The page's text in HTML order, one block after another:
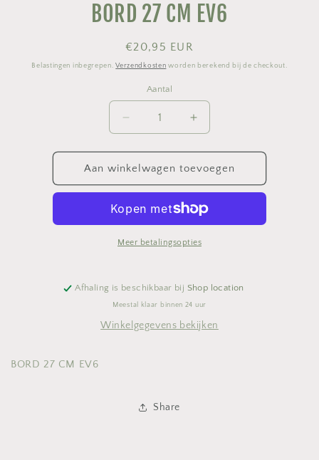
BORD 27 CM EV6
Normale
prijs
€20,95 EUR
Belastingen inbegrepen.Verzendkosten worden berekend bij de checkout.
Aantal
Aantal
Aantal
verlagen
voor
BORD
27
EV6
Aantal
verhogen
voor
BORD
27
EV6
Aan winkelwagen toevoegen
Meer betalingsopties
Afhaling is beschikbaar bij Shop location
Meestal klaar binnen 24 uur
Winkelgegevens bekijken
BORD 27 CM EV6
Share